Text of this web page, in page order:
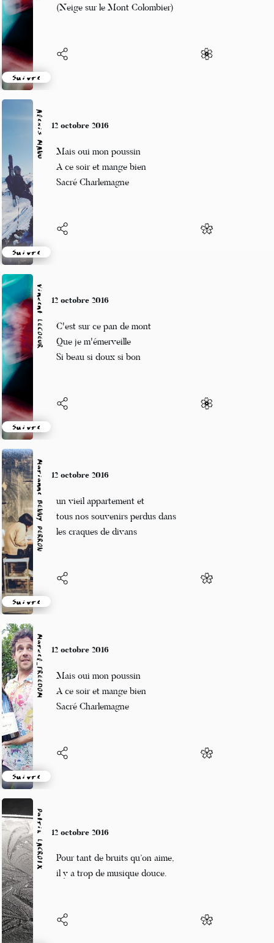
CALENDAiiKU respecte votre vie privée
Nous utilisons des cookies uniquement pour assurer les
Suivre
Nuages sur ciel bleu
Alexis MANU
Suivre
9 octobre 2016
D'une somme un tout
Mérite au soleil levant
Dompteur de lion
Vincent LECŒUR
Suivre
9 octobre 2016
Toujours ce soleil
un peu voilé quand même
Et le froid qui vient
Marianne BENNY PERRON
Suivre
9 octobre 2016
un soir sans nuage
j’ai retrouvé ma famille
elle n’était pas loin
Marcel_FREEDOM
Suivre
9 octobre 2016
D'une somme un tout
Mérite au soleil levant
Dompteur de lion
Patrik LACROIX 9 octobre 2016
Les briqueteurs des murailles d’échines
sont délaissés… les chiens.